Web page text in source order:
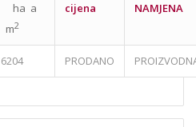
ha a
m2
cijena
NAMJENA
6204 PRODANO